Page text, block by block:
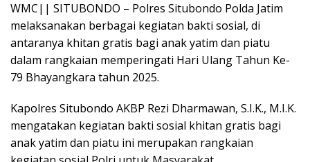
WMC|| SITUBONDO – Polres Situbondo Polda Jatim
melaksanakan berbagai kegiatan bakti sosial, di
antaranya khitan gratis bagi anak yatim dan piatu
dalam rangkaian memperingati Hari Ulang Tahun Ke-
79 Bhayangkara tahun 2025.
Kapolres Situbondo AKBP Rezi Dharmawan, S.I.K., M.I.K.
mengatakan kegiatan bakti sosial khitan gratis bagi
anak yatim dan piatu ini merupakan rangkaian